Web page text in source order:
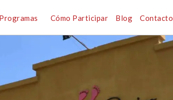
Programas Cómo Participar Blog Contacto